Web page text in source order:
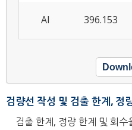
Al 396.153
검량선 작성 및 검출 한계, 정
검출 한계, 정량 한계 및 회